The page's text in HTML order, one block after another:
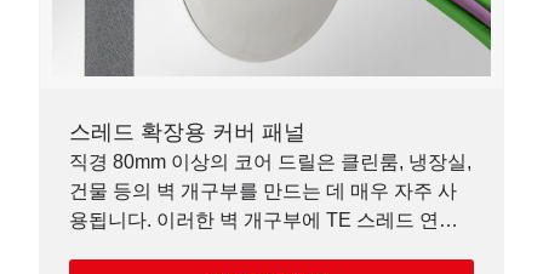
스레드 확장용 커버 패널
직경 80mm 이상의 코어 드릴은 클린룸, 냉장실,
건물 등의 벽 개구부를 만드는 데 매우 자주 사
용됩니다. 이러한 벽 개구부에 TE 스레드 연장